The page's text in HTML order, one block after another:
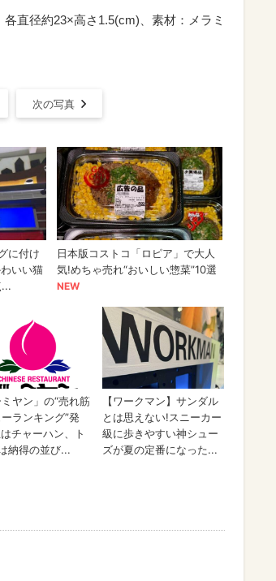
直径約23×高さ1.5(cm)、素材：メラミ
次の写真